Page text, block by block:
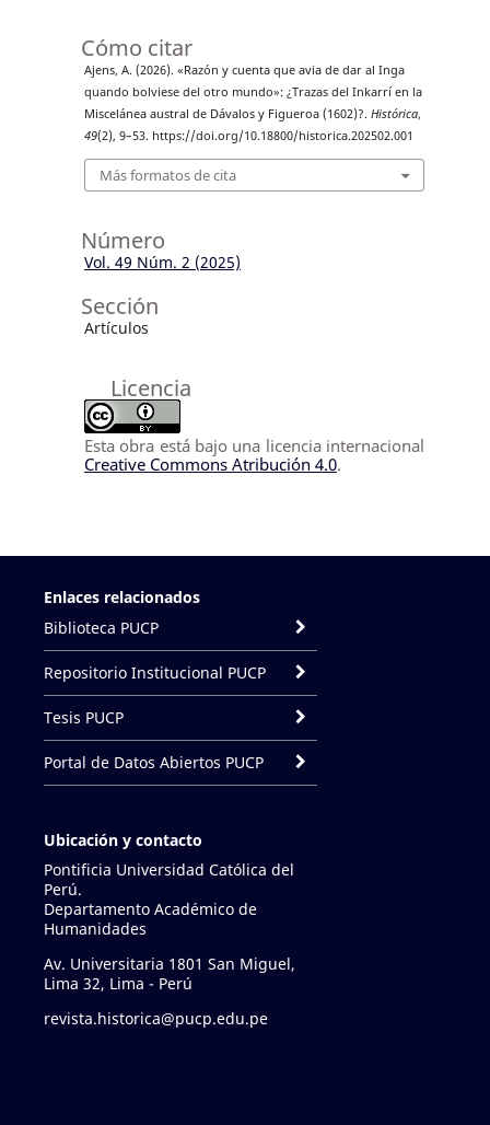
Cómo citar
Ajens, A. (2026). «Razón y cuenta que avia de dar al Inga
quando bolviese del otro mundo»: ¿Trazas del Inkarrí en la
Miscelánea austral de Dávalos y Figueroa (1602)?. Histórica,
49(2), 9–53. https://doi.org/10.18800/historica.202502.001
Más formatos de cita
Número
Vol. 49 Núm. 2 (2025)
Sección
Artículos
Licencia
Esta obra está bajo una licencia internacional
Creative Commons Atribución 4.0.
Enlaces relacionados
Biblioteca PUCP
Repositorio Institucional PUCP
Tesis PUCP
Portal de Datos Abiertos PUCP
Ubicación y contacto
Pontificia Universidad Católica del
Perú.
Departamento Académico de
Humanidades
Av. Universitaria 1801 San Miguel,
Lima 32, Lima - Perú
revista.historica@pucp.edu.pe